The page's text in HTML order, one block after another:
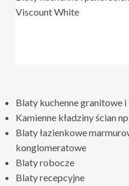
Viscount White
Blaty kuchenne granitowe
Kamienne kładziny ścian
Blaty łazienkowe
konglomeratowe
Blaty robocze
Blaty recepcyjne